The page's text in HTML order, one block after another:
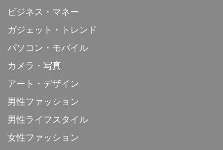
ビジネス・マネー
ガジェット・トレンド
パソコン・モバイル
カメラ・写真
アート・デザイン
男性ファッション
男性ライフスタイル
女性ファッション